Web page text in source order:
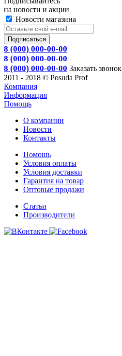
на новости и акции
Новости магазина
8 (000) 000-00-00
8 (000) 000-00-00
8 (000) 000-00-00 Заказать звонок
2011 - 2018 © Posuda Prof
Компания
Информация
Помощь
О компании
Новости
Контакты
Помощь
Условия оплаты
Условия доставки
Гарантия на товар
Оптовые продажи
Статьи
Производители